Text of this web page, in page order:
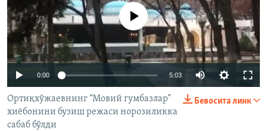
Айни дамда медиа-манба мавжуд эмас
0:00 5:03 Auto
Бевосита линк
Ортиқхўжаевнинг “Мовий гумбазлар”
хиëбонини бузиш режаси норозиликка
сабаб бўлди